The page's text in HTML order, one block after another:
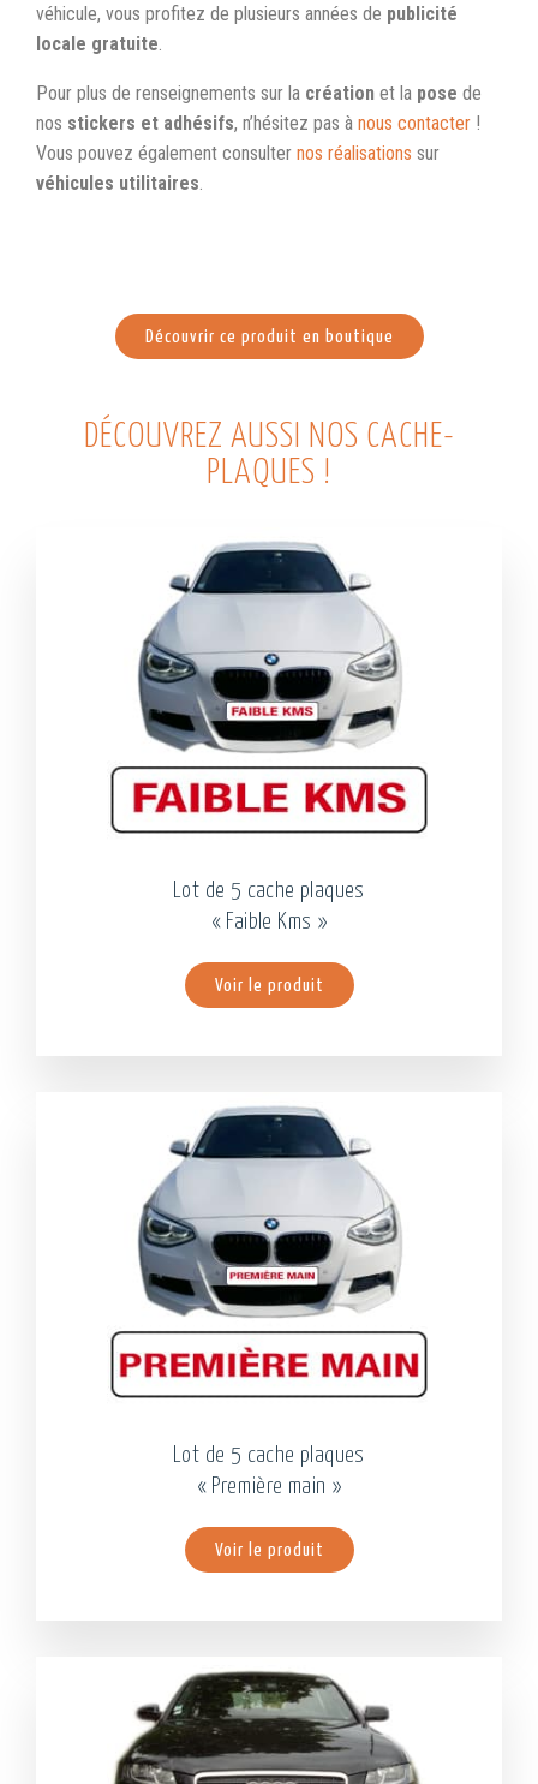
véhicule, vous profitez de plusieurs années de publicité
locale gratuite
Pour plus de renseignements sur la création et la pose de
nos stickers et adhésifs, n’hésitez pas à nous contacter !
Vous pouvez également consulter nos réalisations sur
véhicules utilitaires
Découvrir ce produit en boutique
DÉCOUVREZ AUSSI NOS CACHE-
PLAQUES !
Lot de 5 cache plaques
« Faible Kms »
Voir le produit
Lot de 5 cache plaques
« Première main »
Voir le produit